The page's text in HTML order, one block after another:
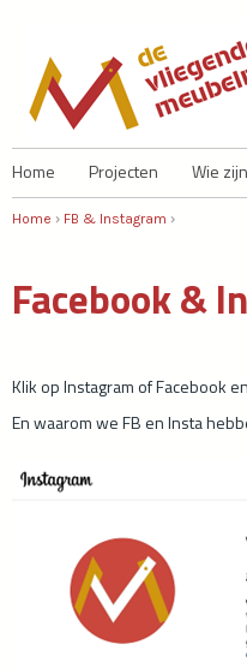
Home Projecten Wie
U bent hier
Home › FB & Instagram ›
Facebook &
Klik op Instagram of Facebook
En waarom we FB en Insta